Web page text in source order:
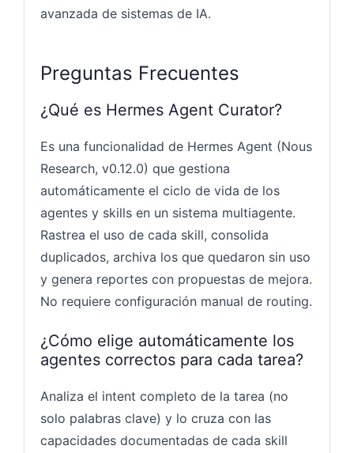
avanzada de sistemas de IA.
Preguntas Frecuentes
¿Qué es Hermes Agent Curator?
Es una funcionalidad de Hermes Agent (Nous
Research, v0.12.0) que gestiona
automáticamente el ciclo de vida de los
agentes y skills en un sistema multiagente.
Rastrea el uso de cada skill, consolida
duplicados, archiva los que quedaron sin uso
y genera reportes con propuestas de mejora.
No requiere configuración manual de routing.
¿Cómo elige automáticamente los
agentes correctos para cada tarea?
Analiza el intent completo de la tarea (no
solo palabras clave) y lo cruza con las
capacidades documentadas de cada skill